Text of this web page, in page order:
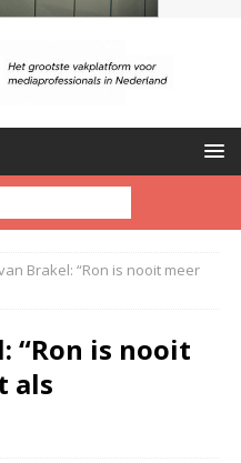
Brakel: “Ron is nooit meer
“Ron is nooit
als